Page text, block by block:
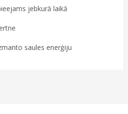
jebkurā laikā
saules enerģiju